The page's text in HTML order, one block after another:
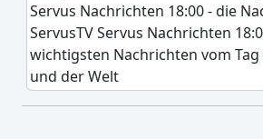
Servus Nachrichten 18:00 - die
ServusTV Servus Nachrichten
wichtigsten Nachrichten vom
und der Welt